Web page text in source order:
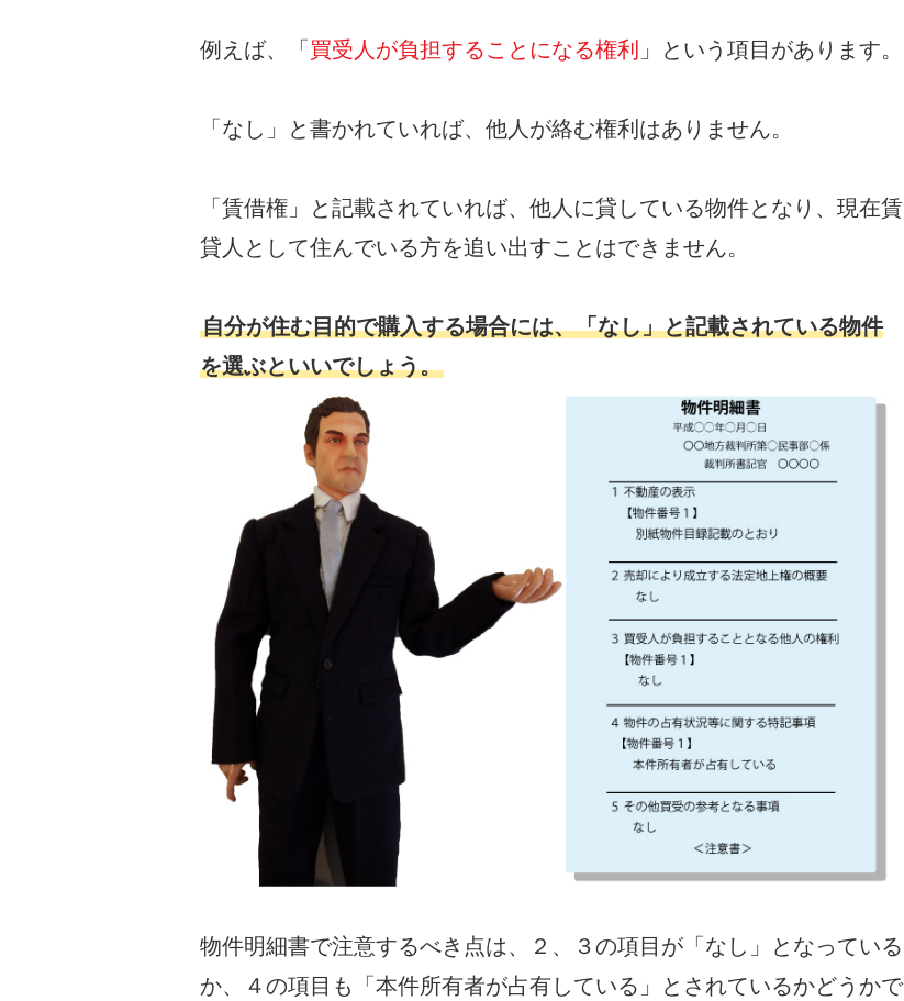
例えば、「 買受人が負担することになる権利 」という項目があります。
「なし」と書かれていれば、他人が絡む権利はありません。
「賃借権」と記載されていれば、他人に貸している物件となり、現在賃
貸人として住んでいる方を追い出すことはできません。
自分が住む目的で購入する場合には、「なし」と記載されている物件
を選ぶといいでしょう。
物件明細書で注意するべき点は、２、３の項目が「なし」となっている
か、４の項目も「本件所有者が占有している」とされているかどうかで